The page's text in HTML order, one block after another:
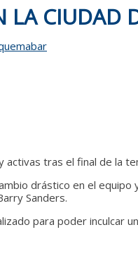
LA CIUDAD
activas tras el final de la
drástico en el
Sanders.
para poder inculcar